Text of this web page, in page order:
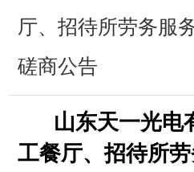
厅、招待所劳务服
磋商公告
山东天一光电
工餐厅、招待所